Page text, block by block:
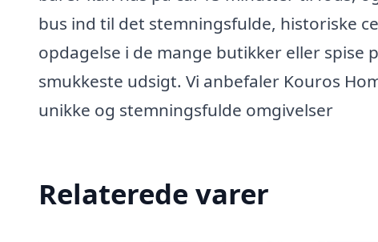
bus ind til det stemningsfulde, historiske
opdagelse i de mange butikker eller
smukkeste udsigt. Vi anbefaler Kouros
unikke og stemningsfulde omgivelser
Relaterede varer